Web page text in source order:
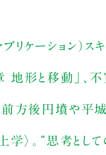
ケーション）ス
地形と移動」
方後円墳や平城
〉。“思考とし